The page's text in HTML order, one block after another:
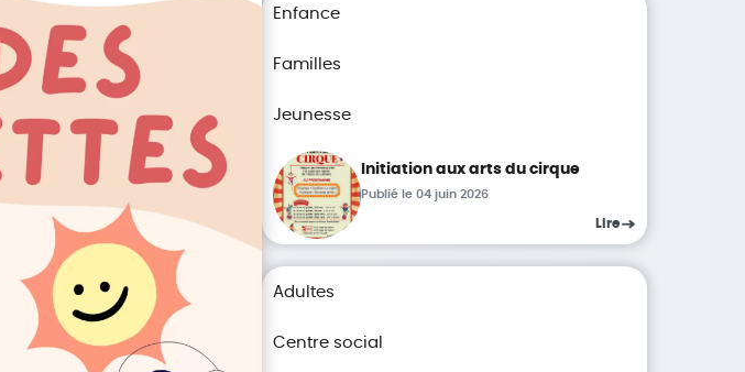
Enfance
Familles
Jeunesse
Initiation aux arts du cirque
Publié le 04 juin 2026
Lire
Adultes
Centre social